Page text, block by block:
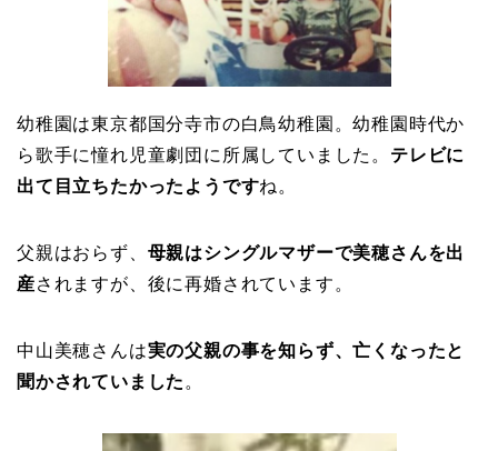
幼稚園は東京都国分寺市の白鳥幼稚園。幼稚園時代か
ら歌手に憧れ児童劇団に所属していました。 テレビに
出て目立ちたかったようですね。
父親はおらず、 母親はシングルマザーで美穂さんを出
産されますが、後に再婚されています。
中山美穂さんは実の父親の事を知らず、亡くなったと
聞かされていました 。